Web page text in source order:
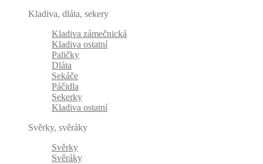
Kladiva, dláta, sekery
Kladiva zámečnická
Kladiva ostatní
Paličky
Dláta
Sekáče
Páčidla
Sekerky
Kladiva ostatní
Svěrky, svěráky
Svěrky
Svěráky